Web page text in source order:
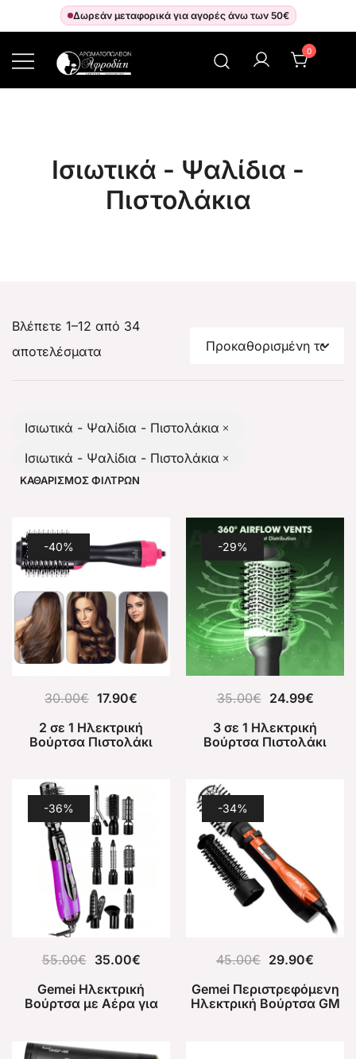
Δωρεάν μεταφορικά για αγορές άνω των 50€
0
Ισιωτικά - Ψαλίδια -
Πιστολάκια
Βλέπετε 1–12 από 34
αποτελέσματα
Ισιωτικά - Ψαλίδια - Πιστολάκια
Ισιωτικά - Ψαλίδια - Πιστολάκια
ΚΑΘΑΡΙΣΜΌΣ ΦΊΛΤΡΩΝ
-40%
30.00€ 17.90€
2 σε 1 Ηλεκτρική
Βούρτσα Πιστολάκι
-29%
35.00€ 24.99€
3 σε 1 Ηλεκτρική
Βούρτσα Πιστολάκι
-36%
55.00€ 35.00€
Gemei Ηλεκτρική
Βούρτσα με Αέρα για
-34%
45.00€ 29.90€
Gemei Περιστρεφόμενη
Ηλεκτρική Βούρτσα GM